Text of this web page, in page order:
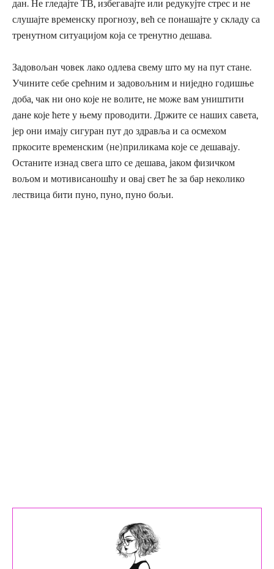
дан. Не гледајте ТВ, избегавајте или редукујте стрес и не
слушајте временску прогнозу, већ се понашајте у складу са
тренутном ситуацијом која се тренутно дешава.
Задовољан човек лако одлева свему што му на пут стане.
Учините себе срећним и задовољним и ниједно годишње
доба, чак ни оно које не волите, не може вам уништити
дане које ћете у њему проводити. Држите се наших савета,
јер они имају сигуран пут до здравља и са осмехом
пркосите временским (не)приликама које се дешавају.
Останите изнад свега што се дешава, јаком физичком
вољом и мотивисаношћу и овај свет ће за бар неколико
лествица бити пуно, пуно, пуно бољи.